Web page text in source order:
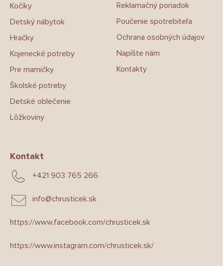
Kočíky
Detský nábytok
Hračky
Kojenecké potreby
Pre mamičky
Školské potreby
Detské oblečenie
Lôžkoviny
Reklamačný poriadok
Poučenie spotrebiteľa
Ochrana osobných údajov
Napíšte nám
Kontakty
Kontakt
info@chrusticek.sk
+421 903 765 266
https://www.facebook.com/chrusticek.sk
https://www.instagram.com/chrusticek.sk/